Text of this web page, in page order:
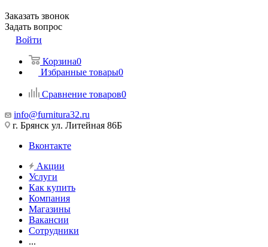
Заказать звонок
Задать вопрос
Войти
Корзина0
Избранные товары0
Сравнение товаров0
info@furnitura32.ru
г. Брянск ул. Литейная 86Б
Вконтакте
Акции
Услуги
Как купить
Компания
Магазины
Вакансии
Сотрудники
...